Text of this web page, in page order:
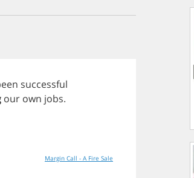
successful
our own jobs.
Margin Call - A Fire Sale